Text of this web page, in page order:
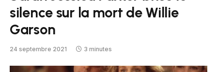
silence sur la mort de Willie
Garson
24 septembre 2021 3 minutes